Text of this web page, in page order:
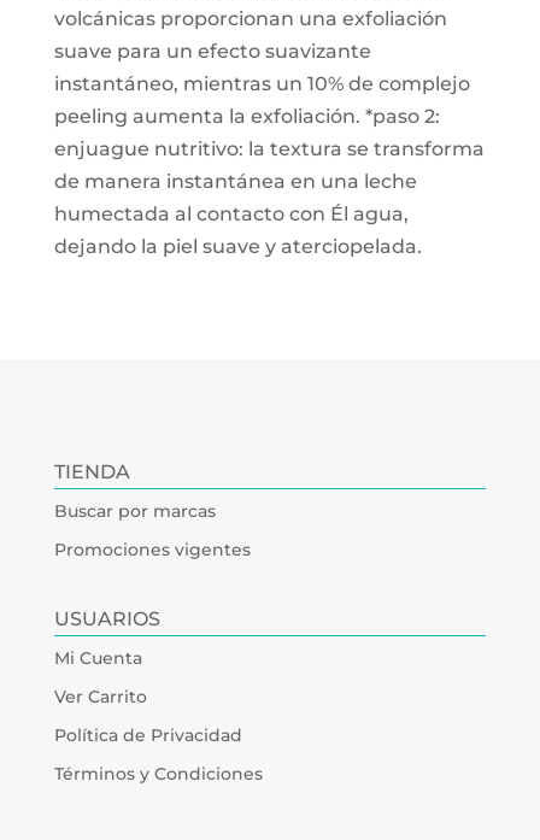
volcánicas proporcionan una exfoliación
suave para un efecto suavizante
instantáneo, mientras un 10% de complejo
peeling aumenta la exfoliación. *paso 2:
enjuague nutritivo: la textura se transforma
de manera instantánea en una leche
humectada al contacto con Él agua,
dejando la piel suave y aterciopelada.
TIENDA
Buscar por marcas
Promociones vigentes
USUARIOS
Mi Cuenta
Ver Carrito
Política de Privacidad
Términos y Condiciones